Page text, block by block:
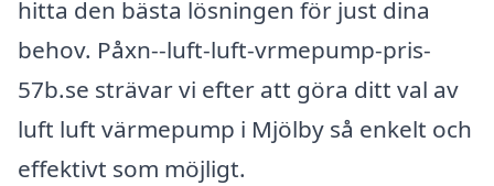
hitta den bästa lösningen för just dina
behov. Påxn--luft-luft-vrmepump-pris-
57b.se strävar vi efter att göra ditt val av
luft luft värmepump i Mjölby så enkelt och
effektivt som möjligt.